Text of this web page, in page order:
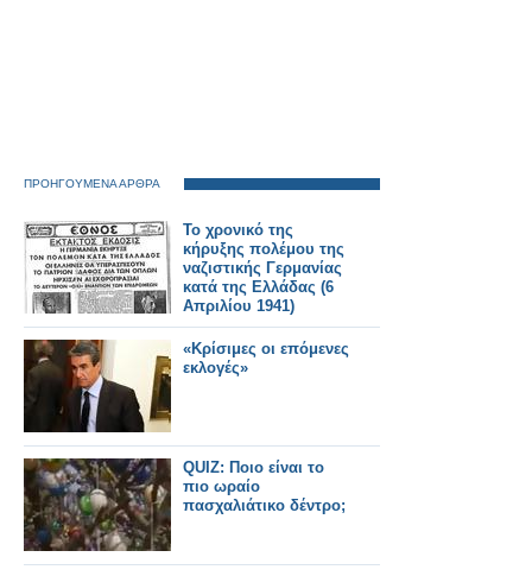
ΠΡΟΗΓΟΥΜΕΝΑ ΑΡΘΡΑ
Το χρονικό της
κήρυξης πολέμου της
ναζιστικής Γερμανίας
κατά της Ελλάδας (6
Απριλίου 1941)
«Κρίσιμες οι επόμενες
εκλογές»
QUIZ: Ποιο είναι το
πιο ωραίο
πασχαλιάτικο δέντρο;